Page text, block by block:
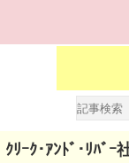
ｸﾘｰｸ･ｱﾝﾄﾞ･ﾘﾊﾞｰ